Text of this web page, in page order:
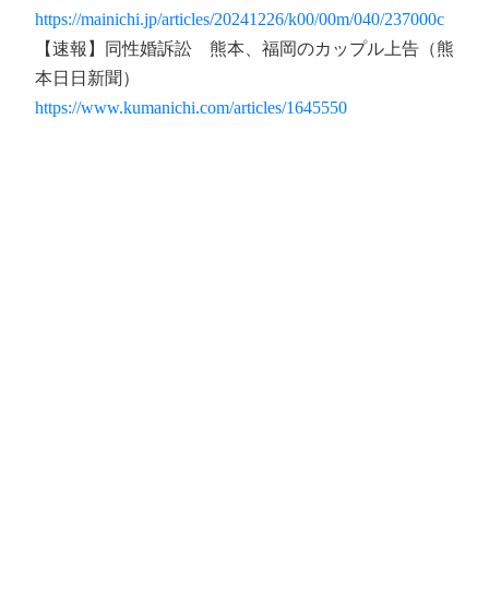
https://mainichi.jp/articles/20241226/k00/00m/040/237000c
【速報】同性婚訴訟 熊本、福岡のカップル上告（熊
本日日新聞）
https://www.kumanichi.com/articles/1645550